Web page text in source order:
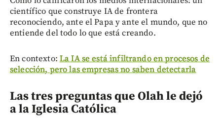
científico que construye IA de frontera
reconociendo, ante el Papa y ante el mundo, que no
entiende del todo lo que está creando.
En contexto: La IA se está infiltrando en procesos de
selección, pero las empresas no saben detectarla
Las tres preguntas que Olah le dejó
a la Iglesia Católica